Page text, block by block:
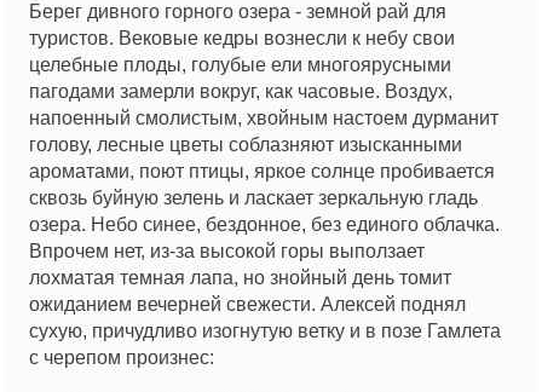
Берег дивного горного озера - земной рай для
туристов. Вековые кедры вознесли к небу свои
целебные плоды, голубые ели многоярусными
пагодами замерли вокруг, как часовые. Воздух,
напоенный смолистым, хвойным настоем дурманит
голову, лесные цветы соблазняют изысканными
ароматами, поют птицы, яркое солнце пробивается
сквозь буйную зелень и ласкает зеркальную гладь
озера. Небо синее, бездонное, без единого облачка.
Впрочем нет, из-за высокой горы выползает
лохматая темная лапа, но знойный день томит
ожиданием вечерней свежести. Алексей поднял
сухую, причудливо изогнутую ветку и в позе Гамлета
с черепом произнес: